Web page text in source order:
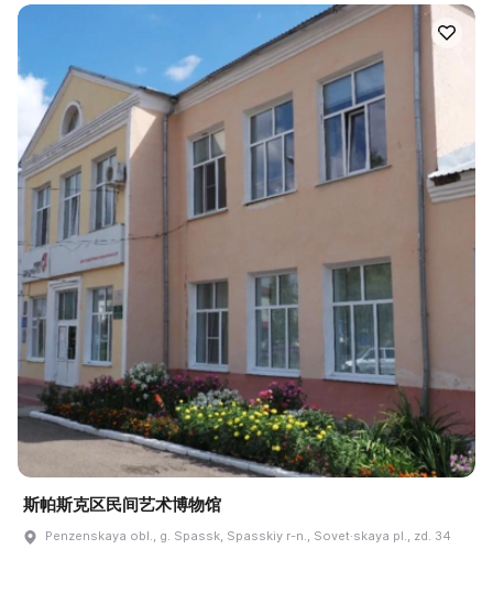
斯帕斯克区民间艺术博物馆
Penzenskaya obl., g. Spassk, Spasskiy r-n., Sovet·skaya pl., zd. 34